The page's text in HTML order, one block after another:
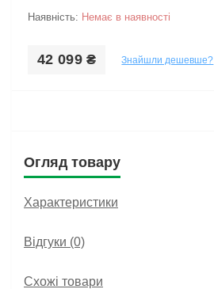
Наявність: Немає в наявності
42 099 ₴ Знайшли дешевше?
Огляд товару
Характеристики
Відгуки (0)
Схожі товари